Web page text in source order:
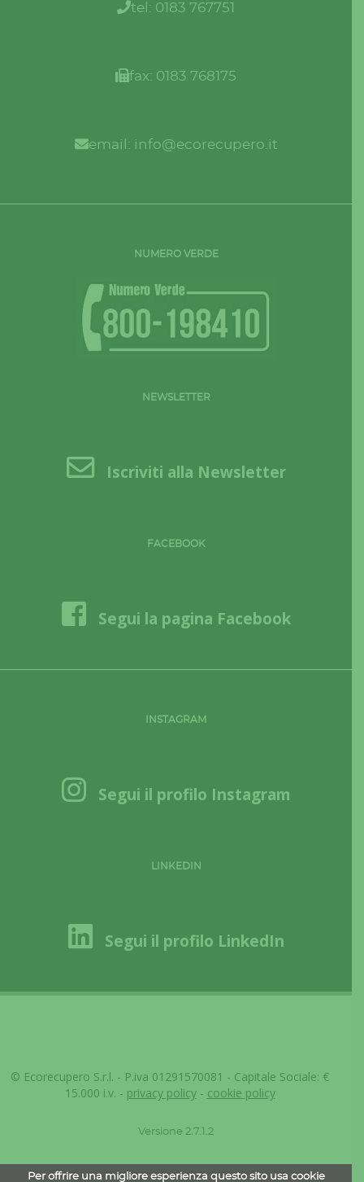
tel: 0183 767751
fax: 0183 768175
email: info@ecorecupero.it
NUMERO VERDE
NEWSLETTER
Iscriviti alla Newsletter
FACEBOOK
Segui la pagina Facebook
INSTAGRAM
Segui il profilo Instagram
LINKEDIN
Segui il profilo LinkedIn
© Ecorecupero S.r.l. - P.iva 01291570081 - Capitale Sociale: €
15.000 i.v. - privacy policy- cookie policy
Versione 2.7.1.2
Per offrire una migliore esperienza questo sito usa cookie